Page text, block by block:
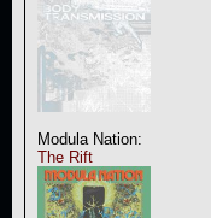
Modula Nation:
The Rift